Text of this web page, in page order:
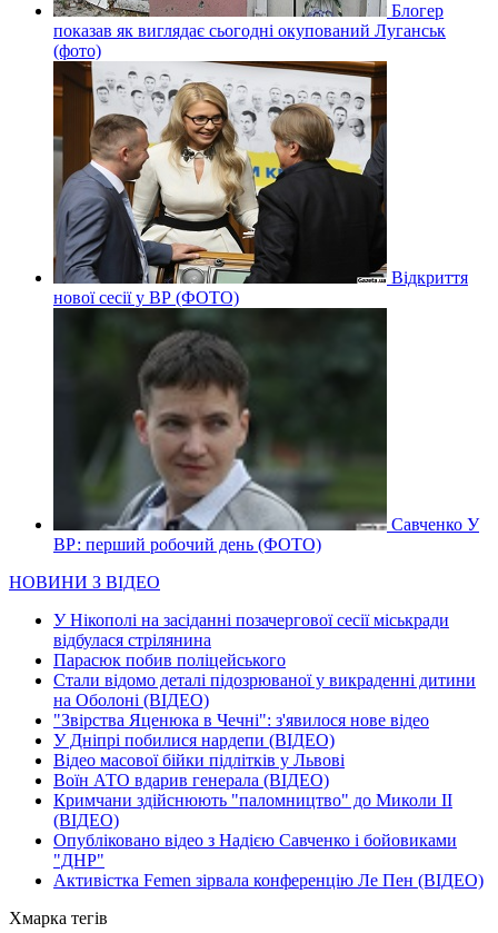
Блогер
показав як виглядає сьогодні окупований Луганськ
(фото)
Відкриття
нової сесії у ВР (ФОТО)
Савченко У
ВР: перший робочий день (ФОТО)
НОВИНИ З ВІДЕО
У Нікополі на засіданні позачергової сесії міськради
відбулася стрілянина
Парасюк побив поліцейського
Стали відомо деталі підозрюваної у викраденні дитини
на Оболоні (ВІДЕО)
"Звірства Яценюка в Чечні": з'явилося нове відео
У Дніпрі побилися нардепи (ВІДЕО)
Відео масової бійки підлітків у Львові
Воїн АТО вдарив генерала (ВІДЕО)
Кримчани здійснюють "паломництво" до Миколи ІІ
(ВІДЕО)
Опубліковано відео з Надією Савченко і бойовиками
"ДНР"
Активістка Femen зірвала конференцію Ле Пен (ВІДЕО)
Хмарка тегів